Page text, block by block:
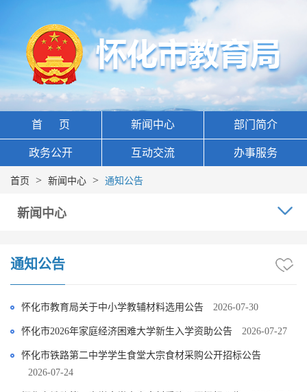
首 页 新闻中心 部门简介
政务公开 互动交流 办事服务
首页 > 新闻中心 > 通知公告
新闻中心
通知公告
怀化市教育局关于中小学教辅材料选用公告 2026-07-30
怀化市2026年家庭经济困难大学新生入学资助公告 2026-07-27
怀化市铁路第二中学学生食堂大宗食材采购公开招标公告
2026-07-24